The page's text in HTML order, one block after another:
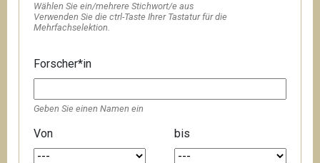
Wählen Sie ein/mehrere Stichwort/e aus
Verwenden Sie die ctrl-Taste Ihrer Tastatur für die
Mehrfachselektion.
Forscher*in
Geben Sie einen Namen ein
Von bis